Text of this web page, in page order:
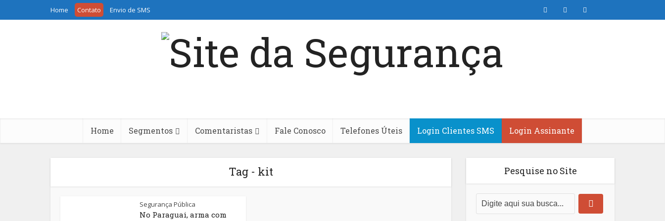
Home Contato Envio de SMS
Home Segmentos Comentaristas Fale Conosco Telefones Úteis Login Clientes SMS Login Assinante
Tag - kit
Segurança Pública
No Paraguai, arma com
Pesquise no Site